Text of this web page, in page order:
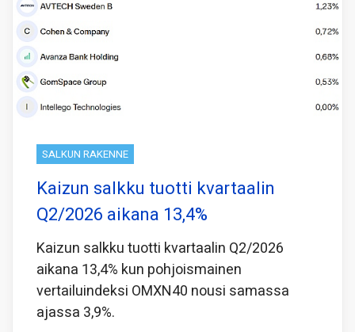
SALKUN RAKENNE
Kaizun salkku tuotti kvartaalin
Q2/2026 aikana 13,4%
Kaizun salkku tuotti kvartaalin Q2/2026
aikana 13,4% kun pohjoismainen
vertailuindeksi OMXN40 nousi samassa
ajassa 3,9%.